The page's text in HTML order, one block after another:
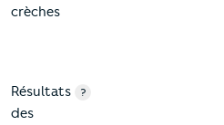
crèches
Résultats
des
?